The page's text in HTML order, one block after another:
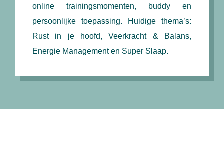
online trainingsmomenten, buddy en
persoonlijke toepassing. Huidige thema’s:
Rust in je hoofd, Veerkracht & Balans,
Energie Management en Super Slaap.